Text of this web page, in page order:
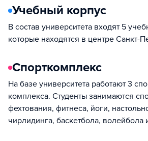
Учебный корпус
В состав университета входят 5
которые находятся в центре Санкт-
Спорткомплекс
На базе университета работают 3
комплекса. Студенты занимаются
фехтования, фитнеса, йоги,
чирлидинга, баскетбола, волейбола